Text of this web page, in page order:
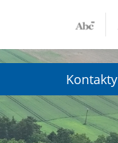
Kontakty